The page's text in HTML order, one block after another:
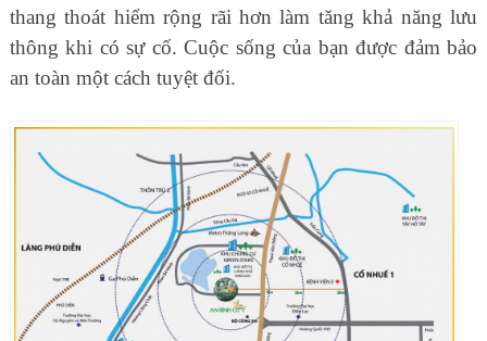
thang thoát hiểm rộng rãi hơn làm tăng khả năng lưu
thông khi có sự cố. Cuộc sống của bạn được đảm bảo
an toàn một cách tuyệt đối.